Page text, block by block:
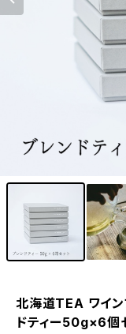
北海道TEA ワイ
ドティー50g×6個